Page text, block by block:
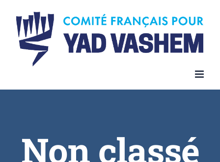
content
Non classé